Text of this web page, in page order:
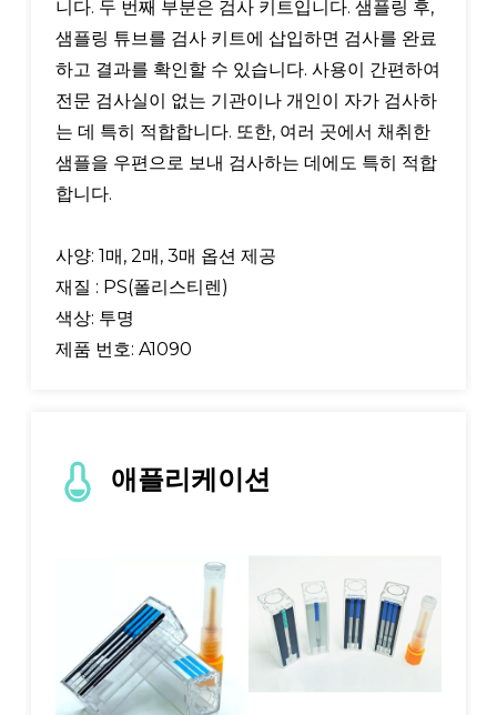
니다. 두 번째 부분은 검사 키트입니다. 샘플링 후,
샘플링 튜브를 검사 키트에 삽입하면 검사를 완료
하고 결과를 확인할 수 있습니다. 사용이 간편하여
전문 검사실이 없는 기관이나 개인이 자가 검사하
는 데 특히 적합합니다. 또한, 여러 곳에서 채취한
샘플을 우편으로 보내 검사하는 데에도 특히 적합
합니다.
사양: 1매, 2매, 3매 옵션 제공
재질 : PS(폴리스티렌)
색상: 투명
제품 번호: A1090
애플리케이션